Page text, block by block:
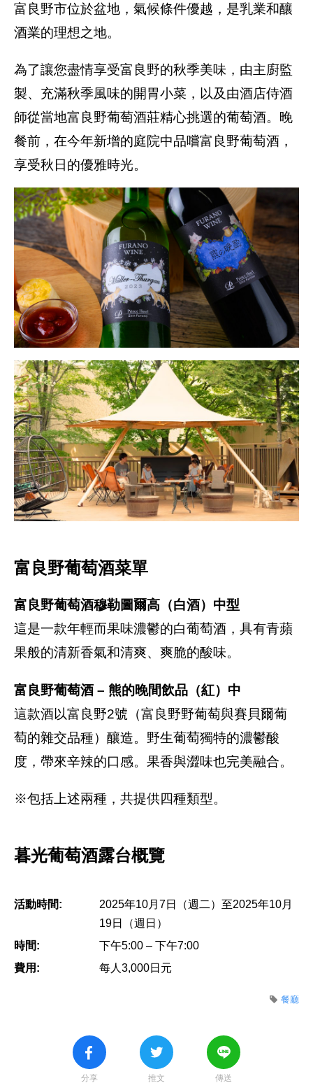
富良野市位於盆地，氣候條件優越，是乳業和釀
酒業的理想之地。
為了讓您盡情享受富良野的秋季美味，由主廚監
製、充滿秋季風味的開胃小菜，以及由酒店侍酒
師從當地富良野葡萄酒莊精心挑選的葡萄酒。晚
餐前，在今年新增的庭院中品嚐富良野葡萄酒，
享受秋日的優雅時光。
富良野葡萄酒菜單
富良野葡萄酒穆勒圖爾高（白酒）中型
這是一款年輕而果味濃鬱的白葡萄酒，具有青蘋
果般的清新香氣和清爽、爽脆的酸味。
富良野葡萄酒 – 熊的晚間飲品（紅）中
這款酒以富良野2號（富良野野葡萄與賽貝爾葡
萄的雜交品種）釀造。野生葡萄獨特的濃鬱酸
度，帶來辛辣的口感。果香與澀味也完美融合。
※包括上述兩種，共提供四種類型。
暮光葡萄酒露台概覽
活動時間:
2025年10月7日（週二）至2025年10月
19日（週日）
時間:
下午5:00 – 下午7:00
費用:
每人3,000日元
餐廳
分享 推文 傳送